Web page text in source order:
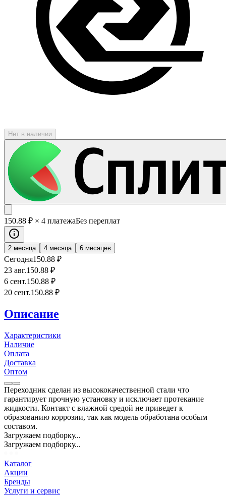
Нет в наличии
150.88 ₽ × 4 платежаБез переплат
2 месяца 4 месяца 6 месяцев
Сегодня150.88 ₽
23 авг.150.88 ₽
6 сент.150.88 ₽
20 сент.150.88 ₽
Описание
Характеристики
Наличие
Оплата
Доставка
Оптом
Переходник сделан из высококачественной стали что
гарантирует прочную установку и исключает протекание
жидкости. Контакт с влажной средой не приведет к
образованию коррозии, так как модель обработана особым
составом.
Загружаем подборку...
Загружаем подборку...
Каталог
Акции
Бренды
Услуги и сервис